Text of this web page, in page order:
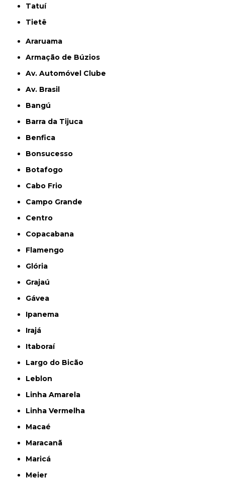
Tatuí
Tietê
Araruama
Armação de Búzios
Av. Automóvel Clube
Av. Brasil
Bangú
Barra da Tijuca
Benfica
Bonsucesso
Botafogo
Cabo Frio
Campo Grande
Centro
Copacabana
Flamengo
Glória
Grajaú
Gávea
Ipanema
Irajá
Itaboraí
Largo do Bicão
Leblon
Linha Amarela
Linha Vermelha
Macaé
Maracanã
Maricá
Meier